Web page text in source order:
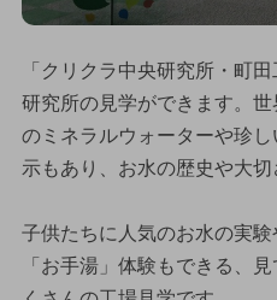
「クリクラ中央研究所・町
研究所の見学ができます。
のミネラルウォーターや珍
示もあり、お水の歴史や大切
子供たちに人気のお水の実
「お手湯」体験もできる、